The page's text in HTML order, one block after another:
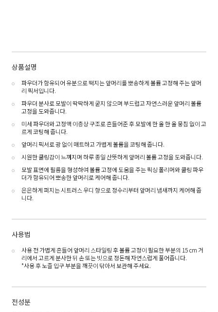
상품설명
파우더가 함유되어 유분으로 떡지는 앞머리를 뽀송하게 볼륨 고정해 주는 앞머
리 픽서입니다.
파우더 분사로 모발이 딱딱하게 굳지 않으며 부드럽고 자연스러운 앞머리 볼륨
고정을 도와줍니다.
미세 파우더와 고정액 이층상 구조로 흔들어준 후 모발에 한 올 한 올 뭉침 없이 고
르게 코팅해 줍니다.
앞머리 픽서로 광 없이 매트하고 가볍게 볼륨을 코팅해 줍니다.
시원한 쿨링감이 느껴지며 하루 종일 산뜻하게 앞머리 볼륨 고정을 도와줍니다.
모발 표면에 필름을 형성하여 볼륨 고정에 도움을 주는 픽싱 폴리머와 쿨링 파우
더가 함유되어 뽀송한 앞머리로 케어해 줍니다.
은은하게 퍼지는 시트러스 우디 향으로 정수리부터 앞머리 냄새까지 케어해 줍
니다.
사용법
사용 전 가볍게 흔들어 앞머리 스타일링 후 볼륨 고정이 필요한 부분의 15 cm 거
리에서 고르게 분사한 뒤 손 또는 빗으로 정돈해 자연스럽게 풀어줍니다.
*사용 후 노즐 입구 부분을 깨끗이 닦아서 보관해 주세요.
전성분